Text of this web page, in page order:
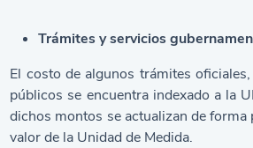
Trámites y servicios
El costo de algunos trámites
públicos se encuentra indexado a la
dichos montos se actualizan de
valor de la Unidad de Medida.